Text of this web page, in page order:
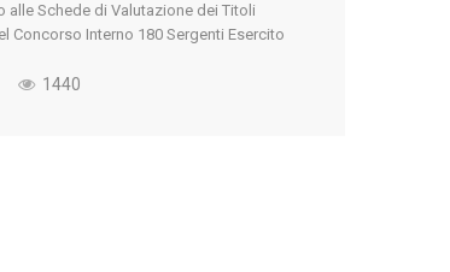
alle Schede di Valutazione dei Titoli
Concorso Interno 180 Sergenti Esercito
Contattaci A seguito delle istanze di
1440